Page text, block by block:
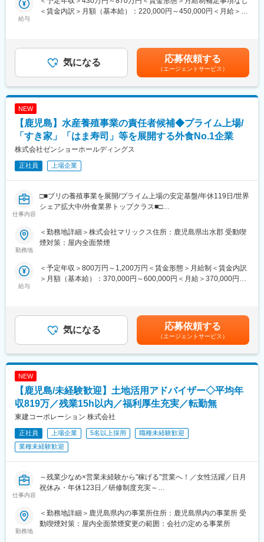
◎業界や職種を超えたメイテックの仲間とつながり自主勉強会も
含め技術力を研鑽可能
ション制度
◎配属先メーカーの現場新入社員OJT・技術指導を担うほどの技
術力への圧倒的信頼
◎技術単価平均5881円のハイレベルなPJTを担当可能
・加工条件の設定、調整
焼成後のセラミック製品を、工作機械を用いて超高精度に研削加
工します。
■このポジションの魅力
・世界トップレベルの精密セラミック製品の製造に携われます。
・工作機械や精密測定機器を活用した、最先端のものづくりに挑
躍できます。
ファインセラミックとは、一般的な陶器や瓦などの従来型セラミ
ックに対し、高純度・高精度に成分や構造を制御し、工業用途向
・高温でも変形しにくい「耐熱性」
・摩耗や腐食に強い「耐久性」
信、医療機器、産業機械など、現代の最先端産業を根幹から支え
る素材として不可欠な存在です。
■キャリアステップ・アメーバ経営について
を立て、実行の任にあたります。
将来的には裁量権をもって業務を推進・改善することができ、他
にはない経験・スキルを身に着けることが可能です。
変更の範囲：会社の定める業務
給与
＜賃金内訳＞月額（基本給）：220,000円～450,000円＜月給＞
選考を通じて上下する可能性があります。月給(月額)は固定手当を
含めた表記です。
気になる 応募依頼する
（エージェントサービス）
NEW
【鹿児島】水産養殖事業の責任者候補◆プライム上場/
「すき家」「はま寿司」等を展開する外食No.1企業
株式会社ゼンショーホールディングス
正社員 上場企業
仕事内容
□■ブリの養殖事業を展開/プライム上場の安定基盤/年休119日/世界
シェア拡大中/外食業界トップクラス■□
■業務内容：
（1）現地養殖会社の運営全般:
（2）養殖現場の指導:
養殖現場での作業プロセスの最適化や技術指導を行い、生産効率
生産物の販売先との交渉や取引条件の調整を担当します。市場ニ
ーズに応じた販売戦略の策定と実行を行い、売上の最大化を図り
ます。
（4）業務の幅広い管理:
生産から販売までの一連のプロセスを管理し、効率的な運営を実
す。
（5）関係者との連携:
社内外の関係者との円滑なコミュニケーションを図り、信頼関係
を構築します。特に供給チェーンの管理や取引先との協力体制を
強化します。
■当社の特徴：
縮小傾向だといわれた日本の外食市場で、当社のメインのフィー
ルドであるファストフードの市場はこの18年間で9,000億円程伸
長しています。
世界の飢餓人口8億2,100万人（約9人に1人）といわれる今、「世
理念として、
原材料の調達から製造・加工、物流、販売までの全てを自社管理
勤務地
＜勤務地詳細＞株式会社マリックス住所：鹿児島県出水郡 受動喫
煙対策：屋内全面禁煙
給与
＜予定年収＞800万円～1,200万円＜賃金形態＞月給制＜賃金内訳
＞月額（基本給）：370,000円～600,000円＜月給＞370,000円～
す。月給(月額)は固定手当を含めた表記です。
気になる 応募依頼する
（エージェントサービス）
NEW
【鹿児島/未経験歓迎】土地活用アドバイザー◇平均年
収819万／残業15h以内／福利厚生充実／転勤無
東建コーポレーション 株式会社
正社員 上場企業 5名以上採用
職種未経験歓迎
業種未経験歓迎
仕事内容
～残業少なめ×営業未経験から”稼げる”営業へ！／女性活躍／日月
祝休み・年休123日／研修制度充実～
＼＼ここが魅力／／
◎業界トップレベルのインセンティブ制度で高年収社員多数！
勤務地
＜勤務地詳細＞鹿児島県内の事業所住所：鹿児島県内の事業所 受
動喫煙対策：屋内全面禁煙変更の範囲：会社の定める事業所